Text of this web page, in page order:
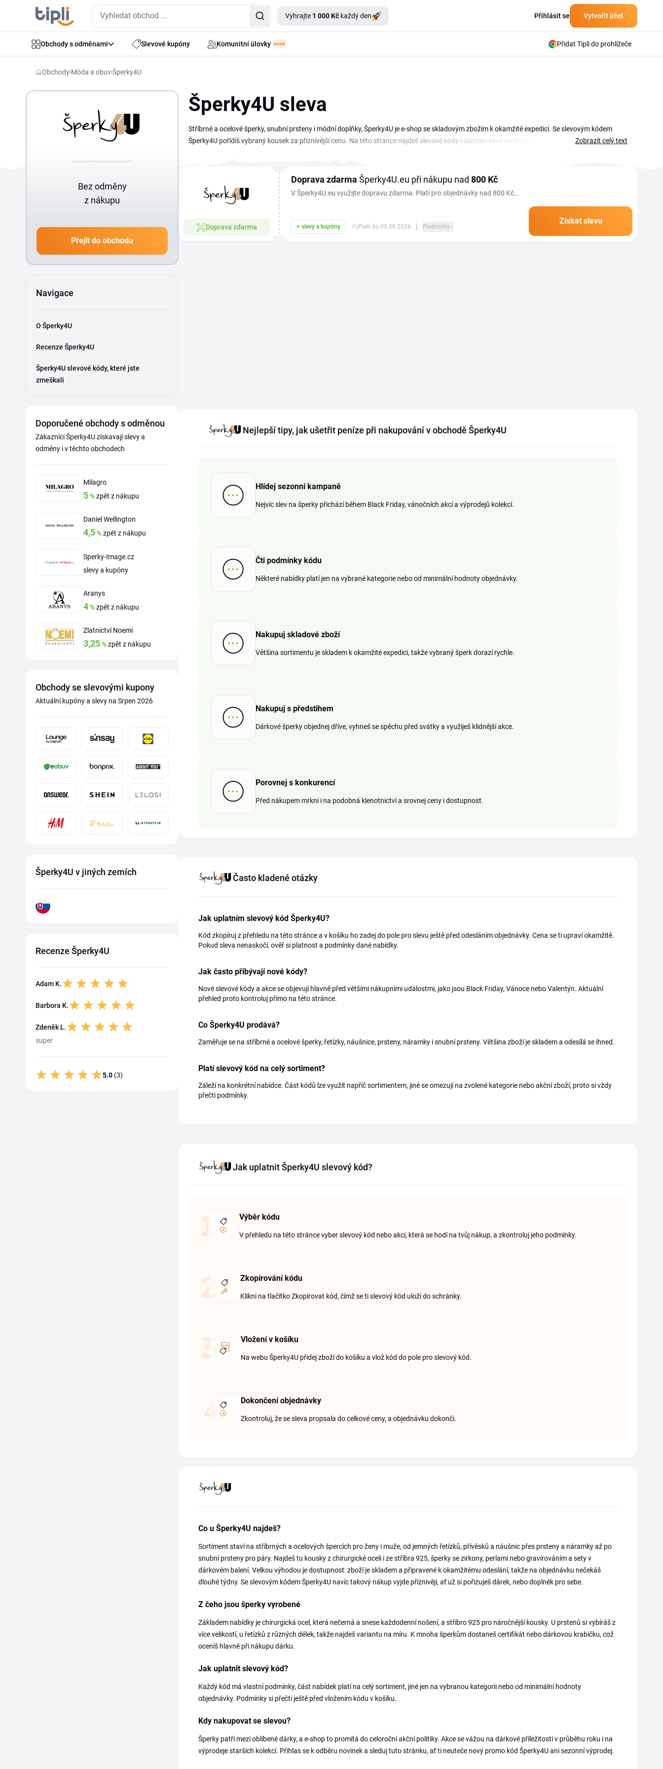
Vyhrajte 1 000 Kč každý den Přihlásit se Vytvořit účet
Obchody s odměnami Slevové kupóny Komunitní úlovky nové Přidat Tipli do prohlížeče
Obchody Móda a obuvŠperky4U
Bez odměny
z nákupu
Přejít do obchodu
Navigace
O Šperky4U
Recenze Šperky4U
Šperky4U slevové kódy, které jste
zmeškali
Doporučené obchody s odměnou
Zákazníci Šperky4U získavají slevy a
odměny i v těchto obchodech
Milagro
5%zpět z nákupu
Daniel Wellington
4,5%zpět z nákupu
Sperky-Image.cz
slevy a kupóny
Aranys
4%zpět z nákupu
Zlatnictví Noemi
3,25%zpět z nákupu
Obchody se slevovými kupony
Aktuální kupóny a slevy na Srpen 2026
Šperky4U v jiných zemích
Recenze Šperky4U
Adam K.
Barbora K.
Zdeněk L.
super
5.0 (3)
Šperky4U sleva
Stříbrné a ocelové šperky, snubní prsteny i módní doplňky, Šperky4U je e-shop se skladovým zbožím k okamžité expedici. Se slevovým kódem
Šperky4U pořídíš vybraný kousek za příznivější cenu. Na této stránce najdeš slevové kódy i sezonní akce na prsteny, náhrdelníky, náušnice a
Zobrazit celý text
Doprava zdarma
Doprava zdarma Šperky4U.eu při nákupu nad 800 Kč
V Šperky4U.eu využijte dopravu zdarma. Platí pro objednávky nad 800 Kč,
+ slevy a kupóny Platí do 09.08.2026 | Podmínky
Získat slevu
Nejlepší tipy, jak ušetřit peníze při nakupování v obchodě Šperky4U
Hlídej sezonní kampaně
Nejvíc slev na šperky přichází během Black Friday, vánočních akcí a výprodejů kolekcí.
Čti podmínky kódu
Některé nabídky platí jen na vybrané kategorie nebo od minimální hodnoty objednávky.
Nakupuj skladové zboží
Většina sortimentu je skladem k okamžité expedici, takže vybraný šperk dorazí rychle.
Nakupuj s předstihem
Dárkové šperky objednej dříve, vyhneš se spěchu před svátky a využiješ klidnější akce.
Porovnej s konkurencí
Před nákupem mrkni i na podobná klenotnictví a srovnej ceny i dostupnost.
Často kladené otázky
Jak uplatním slevový kód Šperky4U?
Kód zkopíruj z přehledu na této stránce a v košíku ho zadej do pole pro slevu ještě před odesláním objednávky. Cena se ti upraví okamžitě.
Pokud sleva nenaskočí, ověř si platnost a podmínky dané nabídky.
Jak často přibývají nové kódy?
Nové slevové kódy a akce se objevují hlavně před většími nákupními událostmi, jako jsou Black Friday, Vánoce nebo Valentýn. Aktuální
přehled proto kontroluj přímo na této stránce.
Co Šperky4U prodává?
Zaměřuje se na stříbrné a ocelové šperky, řetízky, náušnice, prsteny, náramky i snubní prsteny. Většina zboží je skladem a odesílá se ihned.
Platí slevový kód na celý sortiment?
Záleží na konkrétní nabídce. Část kódů lze využít napříč sortimentem, jiné se omezují na zvolené kategorie nebo akční zboží, proto si vždy
přečti podmínky.
Jak uplatnit Šperky4U slevový kód?
Výběr kódu
V přehledu na této stránce vyber slevový kód nebo akci, která se hodí na tvůj nákup, a zkontroluj jeho podmínky.
Zkopírování kódu
Klikni na tlačítko Zkopírovat kód, čímž se ti slevový kód uloží do schránky.
Vložení v košíku
Na webu Šperky4U přidej zboží do košíku a vlož kód do pole pro slevový kód.
Dokončení objednávky
Zkontroluj, že se sleva propsala do celkové ceny, a objednávku dokonči.
Co u Šperky4U najdeš?
Sortiment staví na stříbrných a ocelových špercích pro ženy i muže, od jemných řetízků, přívěsků a náušnic přes prsteny a náramky až po
snubní prsteny pro páry. Najdeš tu kousky z chirurgické oceli i ze stříbra 925, šperky se zirkony, perlami nebo gravírováním a sety v
dárkovém balení. Velkou výhodou je dostupnost: zboží je skladem a připravené k okamžitému odeslání, takže na objednávku nečekáš
dlouhé týdny. Se slevovým kódem Šperky4U navíc takový nákup vyjde příznivěji, ať už si pořizuješ dárek, nebo doplněk pro sebe.
Z čeho jsou šperky vyrobené
Základem nabídky je chirurgická ocel, která nečerná a snese každodenní nošení, a stříbro 925 pro náročnější kousky. U prstenů si vybíráš z
více velikostí, u řetízků z různých délek, takže najdeš variantu na míru. K mnoha šperkům dostaneš certifikát nebo dárkovou krabičku, což
oceníš hlavně při nákupu dárku.
Jak uplatnit slevový kód?
Každý kód má vlastní podmínky, část nabídek platí na celý sortiment, jiné jen na vybranou kategorii nebo od minimální hodnoty
objednávky. Podmínky si přečti ještě před vložením kódu v košíku.
Kdy nakupovat se slevou?
Šperky patří mezi oblíbené dárky, a e-shop to promítá do celoroční akční politiky. Akce se vážou na dárkové příležitosti v průběhu roku i na
výprodeje starších kolekcí. Přihlas se k odběru novinek a sleduj tuto stránku, ať ti neuteče nový promo kód Šperky4U ani sezonní výprodej.